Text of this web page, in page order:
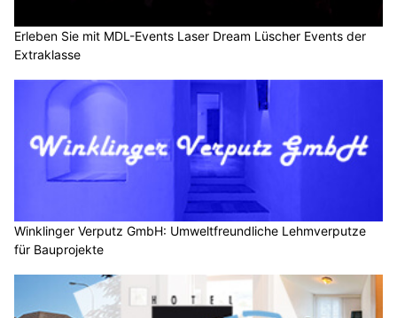
Erleben Sie mit MDL-Events Laser Dream Lüscher Events der
Extraklasse
Winklinger Verputz GmbH: Umweltfreundliche Lehmverputze
für Bauprojekte